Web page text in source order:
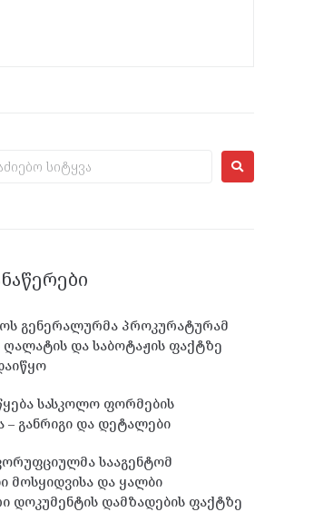
გენერალურმა პროკურატურამ
და საბოტაჟის ფაქტზე
სასკოლო ფორმების
– განრიგი და დეტალები
სააგენტომ
მოსყიდვისა და ყალბი
დოკუმენტის დამზადების ფაქტზე